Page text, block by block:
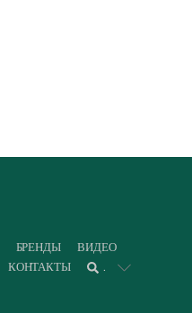
БРЕНДЫ
ВИДЕО
КОНТАКТЫ .